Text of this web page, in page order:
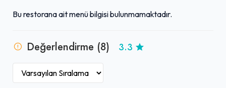
restoranlarından biri olarak gösterilen mekan, bu yönleriyle
Bu restorana ait menü bilgisi bulunmamaktadır.
Değerlendirme (8) 3.3